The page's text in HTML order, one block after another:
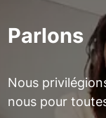
Parlons
Nous
nous pour